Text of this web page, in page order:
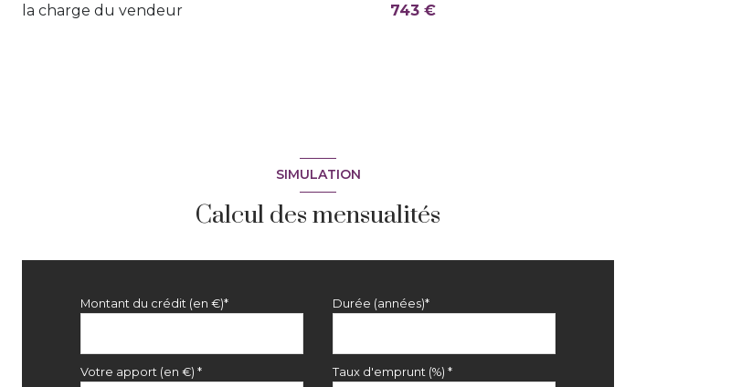
la charge du vendeur
743 €
SIMULATION
Calcul des mensualités
Montant du crédit (en €)* Durée (années)*
Votre apport (en €) * Taux d'emprunt (%) *